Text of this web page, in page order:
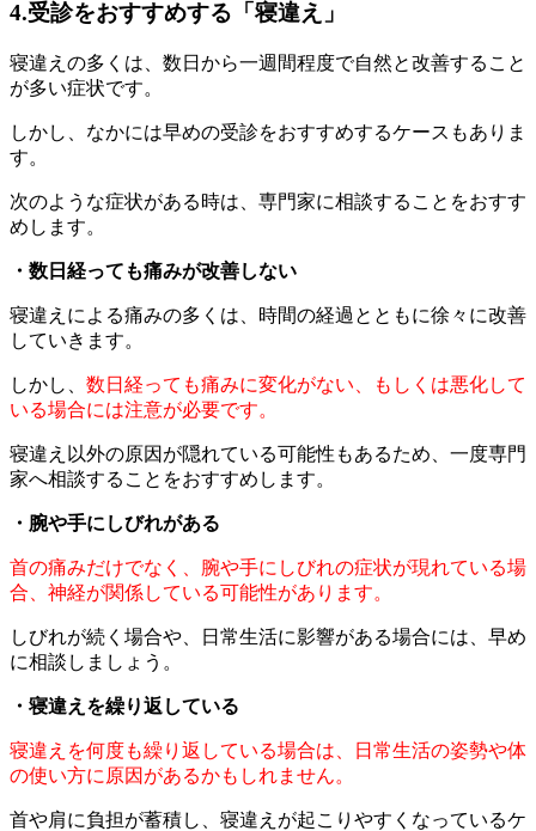
4.受診をおすすめする「寝違え」
寝違えの多くは、数日から一週間程度で自然と改善すること
が多い症状です。
しかし、なかには早めの受診をおすすめするケースもありま
す。
次のような症状がある時は、専門家に相談することをおすす
めします。
・数日経っても痛みが改善しない
寝違えによる痛みの多くは、時間の経過とともに徐々に改善
していきます。
しかし、 数日経っても痛みに変化がない、もしくは悪化して
いる場合には注意が必要です。
寝違え以外の原因が隠れている可能性もあるため、一度専門
家へ相談することをおすすめします。
・腕や手にしびれがある
首の痛みだけでなく、腕や手にしびれの症状が現れている場
合、神経が関係している可能性があります。
しびれが続く場合や、日常生活に影響がある場合には、早め
に相談しましょう。
・寝違えを繰り返している
寝違えを何度も繰り返している場合は、日常生活の姿勢や体
の使い方に原因があるかもしれません。
首や肩に負担が蓄積し、寝違えが起こりやすくなっているケ